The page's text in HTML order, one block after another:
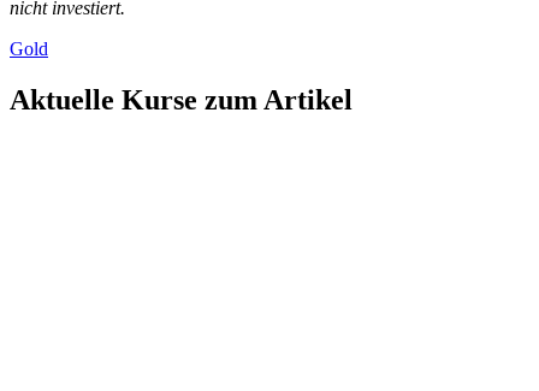
nicht investiert.
Gold
Aktuelle Kurse zum Artikel